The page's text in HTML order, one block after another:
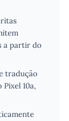
a partir do
tradução
10a,